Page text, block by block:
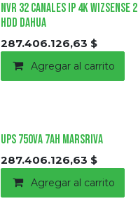
NVR 32 Canales IP 4K Wizsense 2
HDD Dahua
287.406.126,63 $
Agregar al carrito
UPS 750VA 7AH MARSRIVA
287.406.126,63 $
Agregar al carrito